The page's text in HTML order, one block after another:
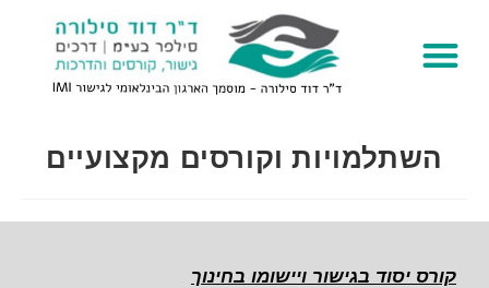
השתלמויות וקורסים מקצועיים
קורס יסוד בגישור ויישומו בחינוך